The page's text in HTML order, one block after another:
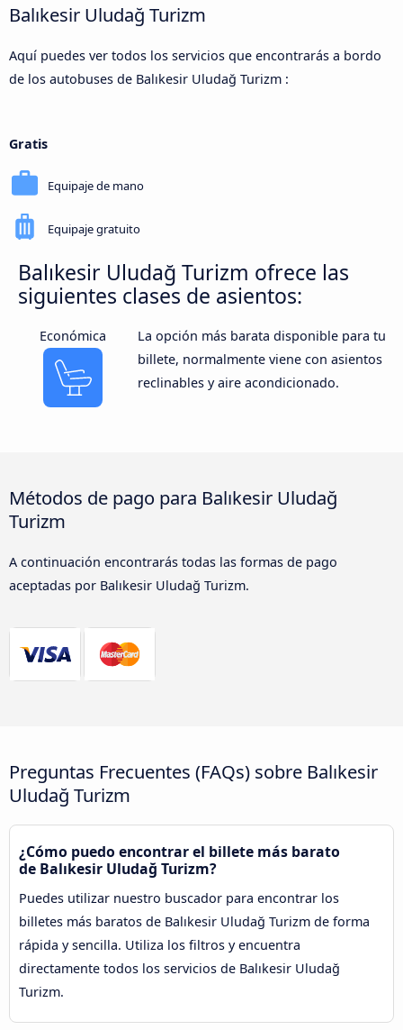
Balıkesir Uludağ Turizm
Aquí puedes ver todos los servicios que encontrarás a bordo
de los autobuses de Balıkesir Uludağ Turizm :
Gratis
Equipaje de mano
Equipaje gratuito
Balıkesir Uludağ Turizm ofrece las
siguientes clases de asientos:
Económica
La opción más barata disponible para tu
billete, normalmente viene con asientos
reclinables y aire acondicionado.
Métodos de pago para Balıkesir Uludağ
Turizm
A continuación encontrarás todas las formas de pago
aceptadas por Balıkesir Uludağ Turizm.
Preguntas Frecuentes (FAQs) sobre Balıkesir
Uludağ Turizm
¿Cómo puedo encontrar el billete más barato
de Balıkesir Uludağ Turizm?
Puedes utilizar nuestro buscador para encontrar los
billetes más baratos de Balıkesir Uludağ Turizm de forma
rápida y sencilla. Utiliza los filtros y encuentra
directamente todos los servicios de Balıkesir Uludağ
Turizm.